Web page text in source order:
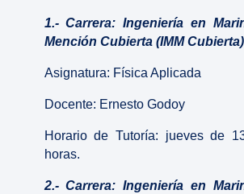
1.- Carrera: Ingeniería en
Mención Cubierta (IMM Cubierta)
Asignatura: Física Aplicada
Docente: Ernesto Godoy
Horario de Tutoría: jueves de
horas.
2.- Carrera: Ingeniería en